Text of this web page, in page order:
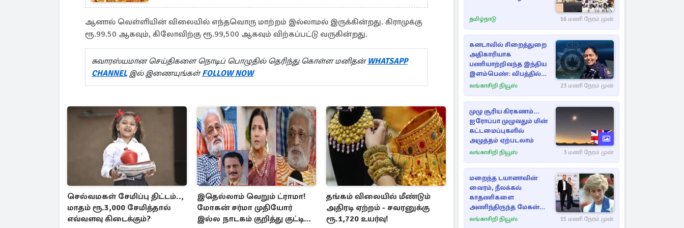
ஆனால் வெள்ளியின் விலையில் எந்தவொரு மாற்றம் இல்லாமல் இருக்கின்றது. கிராமுக்கு
ரூ.99.50 ஆகவும், கிலோவிற்கு ரூ.99,500 ஆகவும் விற்கப்பட்டு வருகின்றது.
சுவாரஸ்யமான செய்திகளை நொடிப் பொழுதில் தெரிந்து கொள்ள மனிதன் WHATSAPP
CHANNELஇல் இணையுங்கள்FOLLOW NOW
செல்வமகள் சேமிப்பு திட்டம்..,
மாதம் ரூ.3,000 சேமித்தால்
எவ்வளவு கிடைக்கும்?
இதெல்லாம் வெறும் ட்ராமா!
மோகன் சர்மா முதியோர்
இல்ல நாடகம் குறித்து குட்டி
தங்கம் விலையில் மீண்டும்
அதிரடி ஏற்றம் - சவரனுக்கு
ரூ.1,720 உயர்வு!
தமிழ்நாடு 16 மணி நேரம் முன்
கனடாவில் சிறைத்துறை
அதிகாரியாக
பணியாற்றிவந்த இந்திய
இளம்பெண்: விபத்தில்
பலி
லங்காசிறி நியூஸ் 23 மணி நேரம் முன்
முழு சூரிய கிரகணம்...
ஐரோப்பா முழுவதும் மின்
கட்டமைப்புகளில்
அழுத்தம் ஏற்படலாம்
லங்காசிறி நியூஸ் 3 மணி நேரம் முன்
மறைந்த டயானாவின்
வைரம், நீலக்கல்
காதணிகளை
அணிந்திருந்த மேகன்
மார்க்கல்
லங்காசிறி நியூஸ் 15 மணி நேரம் முன்